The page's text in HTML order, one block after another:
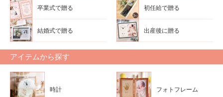
卒業式で贈る 初任給で贈る
結婚式で贈る 出産後に贈る
アイテムから探す
時計 フォトフレーム